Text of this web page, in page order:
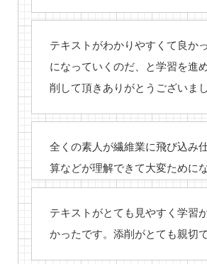
テキストがわかりやすくて良か
になっていくのだ、と学習を進
削して頂きありがとうございまし
全くの素人が繊維業に飛び込み
算などが理解できて大変ために
テキストがとても見やすく学習
かったです。添削がとても親切